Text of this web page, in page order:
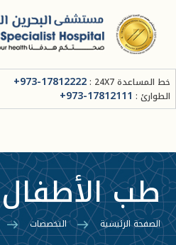
خط المساعدة 24X7 : +973-17812222
الطوارئ : +973-17812111
طب الأطفال
الصفحة الرئيسية التخصصات